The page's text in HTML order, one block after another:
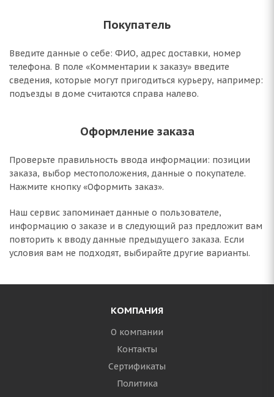
Покупатель
Введите данные о себе: ФИО, адрес доставки, номер
телефона. В поле «Комментарии к заказу» введите
сведения, которые могут пригодиться курьеру, например:
подъезды в доме считаются справа налево.
Оформление заказа
Проверьте правильность ввода информации: позиции
заказа, выбор местоположения, данные о покупателе.
Нажмите кнопку «Оформить заказ».
Наш сервис запоминает данные о пользователе,
информацию о заказе и в следующий раз предложит вам
повторить к вводу данные предыдущего заказа. Если
условия вам не подходят, выбирайте другие варианты.
КОМПАНИЯ
О компании
Контакты
Сертификаты
Политика